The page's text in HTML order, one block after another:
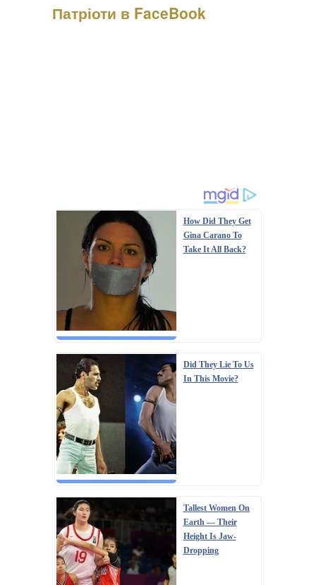
Патріоти в FaceBook
How Did They Get
Gina Carano To
Take It All Back?
Did They Lie To Us
In This Movie?
Tallest Women On
Earth — Their
Height Is Jaw-
Dropping